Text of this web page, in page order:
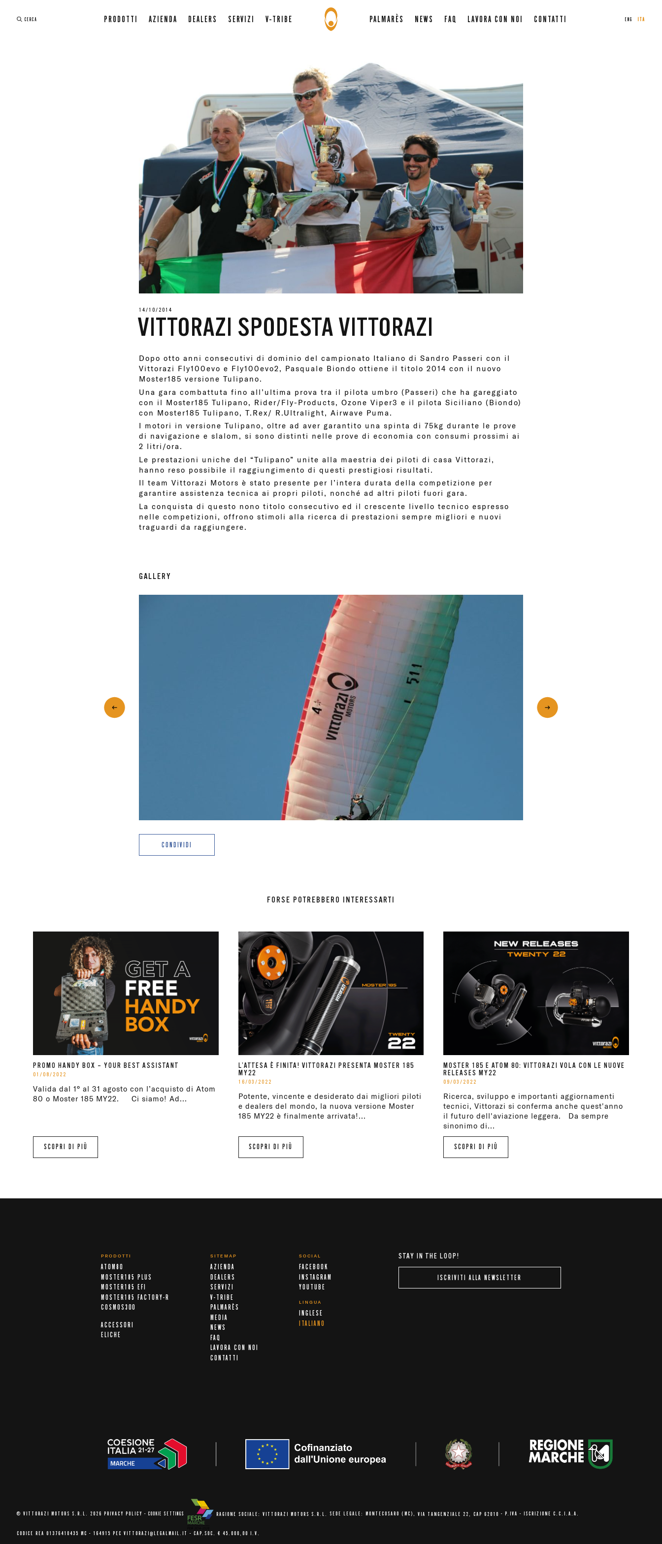
CERCA PRODOTTI AZIENDA DEALERS SERVIZI V-TRIBE PALMARÈS NEWS FAQ LAVORA CON NOI CONTATTI ENG ITA
14/10/2014
VITTORAZI SPODESTA VITTORAZI
Dopo otto anni consecutivi di dominio del campionato Italiano di Sandro Passeri con il
Vittorazi Fly100evo e Fly100evo2, Pasquale Biondo ottiene il titolo 2014 con il nuovo
Moster185 versione Tulipano.
Una gara combattuta fino all’ultima prova tra il pilota umbro (Passeri) che ha gareggiato
con il Moster185 Tulipano, Rider/Fly-Products, Ozone Viper3 e il pilota Siciliano (Biondo)
con Moster185 Tulipano, T.Rex/ R.Ultralight, Airwave Puma.
I motori in versione Tulipano, oltre ad aver garantito una spinta di 75kg durante le prove
di navigazione e slalom, si sono distinti nelle prove di economia con consumi prossimi ai
2 litri/ora.
Le prestazioni uniche del “Tulipano” unite alla maestria dei piloti di casa Vittorazi,
hanno reso possibile il raggiungimento di questi prestigiosi risultati.
Il team Vittorazi Motors è stato presente per l’intera durata della competizione per
garantire assistenza tecnica ai propri piloti, nonché ad altri piloti fuori gara.
La conquista di questo nono titolo consecutivo ed il crescente livello tecnico espresso
nelle competizioni, offrono stimoli alla ricerca di prestazioni sempre migliori e nuovi
traguardi da raggiungere.
GALLERY
CONDIVIDI
FORSE POTREBBERO INTERESSARTI
PROMO HANDY BOX – YOUR BEST ASSISTANT
01/08/2022
Valida dal 1° al 31 agosto con l’acquisto di Atom
80 o Moster 185 MY22. Ci siamo! Ad...
SCOPRI DI PIÙ
L’ATTESA È FINITA! VITTORAZI PRESENTA MOSTER 185
MY22
16/03/2022
Potente, vincente e desiderato dai migliori piloti
e dealers del mondo, la nuova versione Moster
185 MY22 è finalmente arrivata!...
SCOPRI DI PIÙ
MOSTER 185 E ATOM 80: VITTORAZI VOLA CON LE NUOVE
RELEASES MY22
09/03/2022
Ricerca, sviluppo e importanti aggiornamenti
tecnici, Vittorazi si conferma anche quest'anno
il futuro dell'aviazione leggera. Da sempre
sinonimo di...
SCOPRI DI PIÙ
PRODOTTI
ATOM80
MOSTER185 PLUS
MOSTER185 EFI
MOSTER185 FACTORY-R
COSMOS300
ACCESSORI
ELICHE
SITEMAP
AZIENDA
DEALERS
SERVIZI
V-TRIBE
PALMARÈS
MEDIA
NEWS
FAQ
LAVORA CON NOI
CONTATTI
SOCIAL
FACEBOOK
INSTAGRAM
YOUTUBE
LINGUA
INGLESE
ITALIANO
STAY IN THE LOOP!
ISCRIVITI ALLA NEWSLETTER
© VITTORAZI MOTORS S.R.L. 2026 PRIVACY POLICY - COOKIE SETTINGS RAGIONE SOCIALE: VITTORAZI MOTORS S.R.L. SEDE LEGALE: MONTECOSARO (MC), VIA TANGENZIALE 22, CAP 62010 - P.IVA - ISCRIZIONE C.C.I.A.A.
CODICE REA 01376410435 MC - 164915 PEC VITTORAZI@LEGALMAIL.IT - CAP.SOC. € 45.000,00 I.V.